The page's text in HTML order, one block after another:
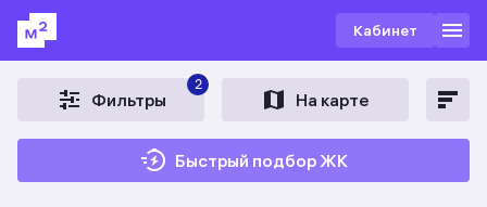
Кабинет
Фильтры
2
На карте
Быстрый подбор ЖК